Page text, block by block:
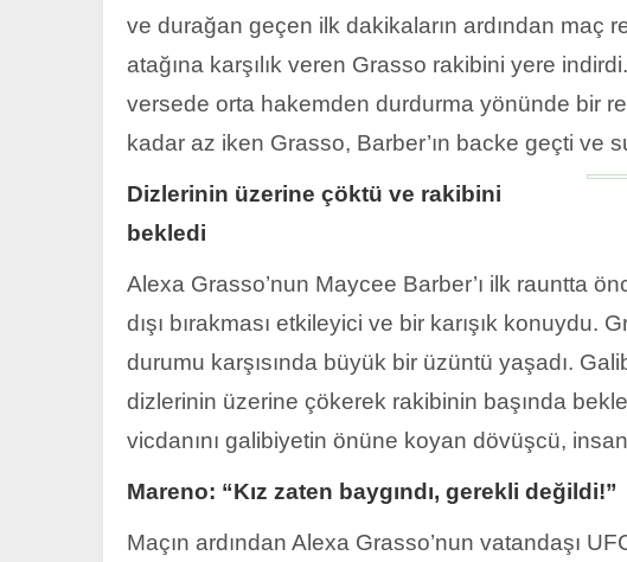
ve durağan geçen ilk dakikaların ardından maç
atağına karşılık veren Grasso rakibini yere
versede orta hakemden durdurma yönünde bir
kadar az iken Grasso, Barber’ın backe geçti ve
Dizlerinin üzerine çöktü ve rakibini
bekledi
Alexa Grasso’nun Maycee Barber’ı ilk rauntta
dışı bırakması etkileyici ve bir karışık
durumu karşısında büyük bir üzüntü yaşadı.
dizlerinin üzerine çökerek rakibinin başında
vicdanını galibiyetin önüne koyan dövüşcü,
Mareno: “Kız zaten baygındı, gerekli değildi!”
Maçın ardından Alexa Grasso’nun vatandaşı